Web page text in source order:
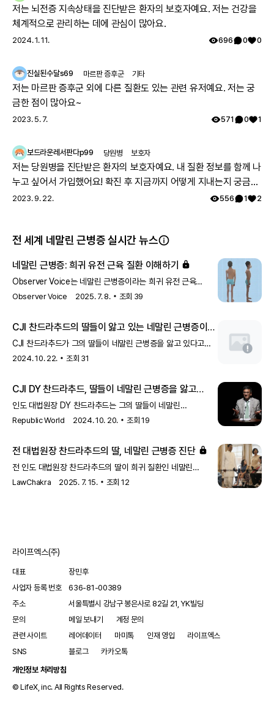
저는 뇌전증 지속상태을 진단받은 환자의 보호자예요. 저는 건강을
체계적으로 관리하는 데에 관심이 많아요.
2024. 1. 11. 696 0 0
진실된수달s69 마르판 증후군 기타
저는 마르판 증후군 외에 다른 질환도 있는 관련 유저예요. 저는 궁
금한 점이 많아요~
2023. 5. 7. 571 0 1
보드라운레서판다p99 당원병 보호자
저는 당원병을 진단받은 환자의 보호자예요. 내 질환 정보를 함께 나
누고 싶어서 가입했어요! 확진 후 지금까지 어떻게 지내는지 궁금해
요 🔍
2023. 9. 22. 556 1 2
전 세계 네말린 근병증 실시간 뉴스
네말린 근병증: 희귀 유전 근육 질환 이해하기
Observer Voice는 네말린 근병증이라는 희귀 유전 근육
질환에 대해 설명합니다. 이 질환은 근육 약화와 관련된 증상을
Observer Voice 2025. 7. 8. 조회 39
CJI 찬드라추드의 딸들이 앓고 있는 네말린 근병증이란
무엇인가?
CJI 찬드라추드가 그의 딸들이 네말린 근병증을 앓고 있다고
밝혔습니다. 이 질환은 근육 약화와 관련된 희귀 유전 질환으로,
2024. 10. 22. 조회 31
CJI DY 찬드라추드, 딸들이 네말린 근병증을 앓고
있다고 공개
인도 대법원장 DY 찬드라추드는 그의 딸들이 네말린
근병증이라는 희귀 질환을 앓고 있다고 밝혔습니다. 이 질환은
Republic World 2024. 10. 20. 조회19
전 대법원장 찬드라추드의 딸, 네말린 근병증 진단
전 인도 대법원장 찬드라추드의 딸이 희귀 질환인 네말린
근병증을 앓고 있습니다. 이 질환은 근육 약화와 관련된 유전적
LawChakra 2025. 7. 15. 조회 12
라이프엑스(주)
대표
장민후
사업자 등록 번호
636-81-00389
주소
서울특별시 강남구 봉은사로 82길 21, YK빌딩
문의
메일 보내기
계정 문의
관련 사이트
레어데이터 마미톡 인재 영입
라이프엑스
SNS
블로그
카카오톡
개인정보 처리방침
© LifeX, inc. All Rights Reserved.